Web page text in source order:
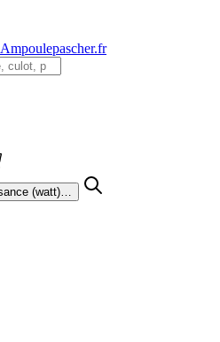
Ampoulepascher.fr